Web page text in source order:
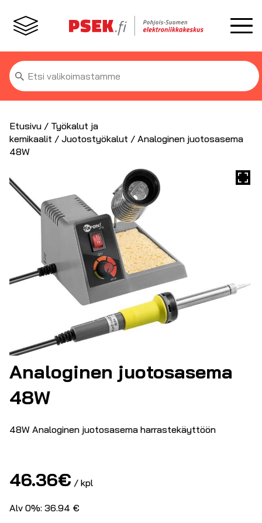
Etsi:
Etusivu / Työkalut ja
kemikaalit / Juotostyökalut / Analoginen juotosasema
48W
Analoginen juotosasema
48W
48W Analoginen juotosasema harrastekäyttöön
46.36€ / kpl
Alv 0%: 36.94 €